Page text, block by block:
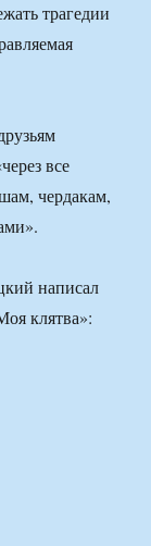
трагедии
все
чердакам,
написал
клятва»: